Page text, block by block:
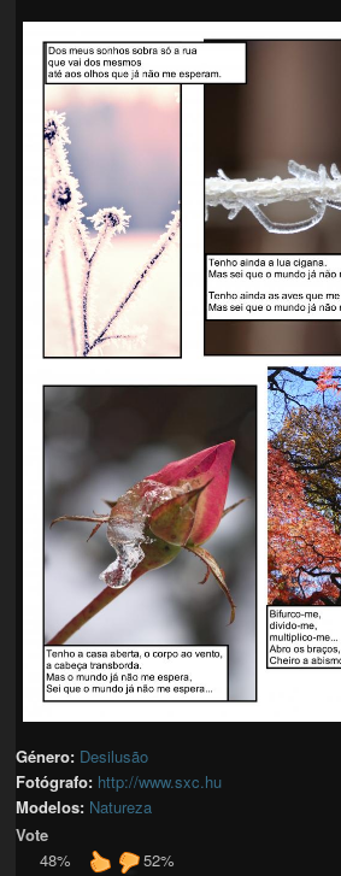
Género: Desilusão
Fotógrafo: http://www.sxc.hu
Modelos: Natureza
Vote
48%
52%